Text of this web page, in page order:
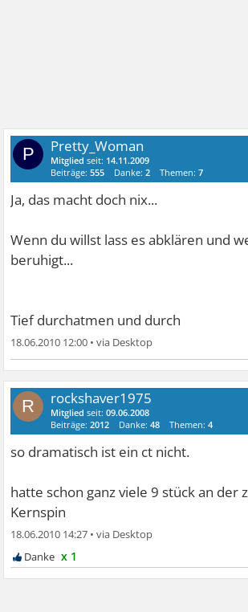
P Pretty_Woman
Mitglied seit: 14.11.2009
Beiträge:555 Danke:2 Themen:7
Ja, das macht doch nix...
Wenn du willst lass es abklären und
beruhigt...
Tief durchatmen und durch
18.06.2010 12:00 •
R rockshaver1975
Mitglied seit:09.06.2008
Beiträge:2012 Danke:48 Themen:4
so dramatisch ist ein ct nicht.
hatte schon ganz viele 9 stück an der
Kernspin
18.06.2010 14:27 •
x 1